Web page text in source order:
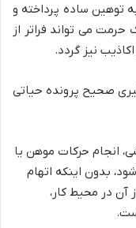
به توهین ساده پرداخته و
می تواند فراتر از
نیز گردد.
صحیح پرونده حیاتی
انجام حرکات موهن یا
بدون اینکه اتهام
آن در محیط کار،